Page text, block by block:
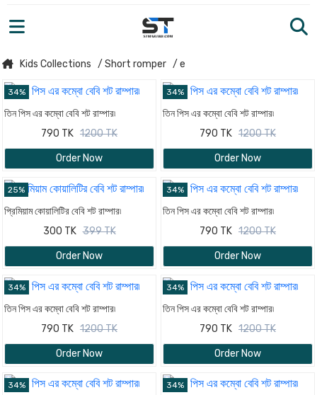
Kids Collections / Short romper / e
34%
তিন পিস এর কম্বো বেবি শট রাম্পার৷
790 TK 1200 TK
Order Now
34%
তিন পিস এর কম্বো বেবি শট রাম্পার৷
790 TK 1200 TK
Order Now
25%
প্রিমিয়াম কোয়ালিটির বেবি শট রাম্পার৷
300 TK 399 TK
Order Now
34%
তিন পিস এর কম্বো বেবি শট রাম্পার৷
790 TK 1200 TK
Order Now
34%
তিন পিস এর কম্বো বেবি শট রাম্পার৷
790 TK 1200 TK
Order Now
34%
তিন পিস এর কম্বো বেবি শট রাম্পার৷
790 TK 1200 TK
Order Now
34% 34%